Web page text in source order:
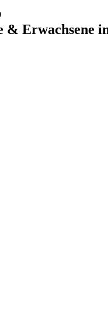
& Erwachsene